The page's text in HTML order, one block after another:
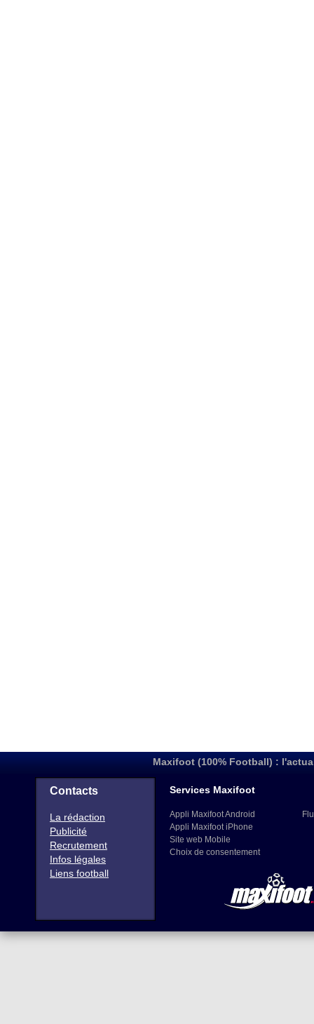
Maxifoot (100% Football) :
Contacts
La rédaction
Publicité
Recrutement
Infos légales
Liens football
Services Maxifoot
Appli Maxifoot Android
Appli Maxifoot iPhone
Site web Mobile
Choix de consentement